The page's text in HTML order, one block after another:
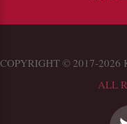
COPYRIGHT © 2017-2026
ALL